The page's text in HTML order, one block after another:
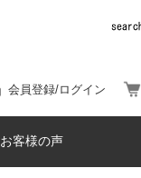
会員登録/ログイン
お客様の声